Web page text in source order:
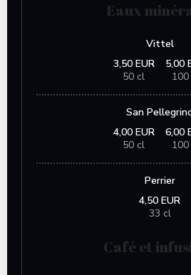
Eaux
Vittel
3,50 EUR
50 cl
5,00
San
4,00 EUR
50 cl
6,00
Perrier
4,50 EUR
33 cl
Café et